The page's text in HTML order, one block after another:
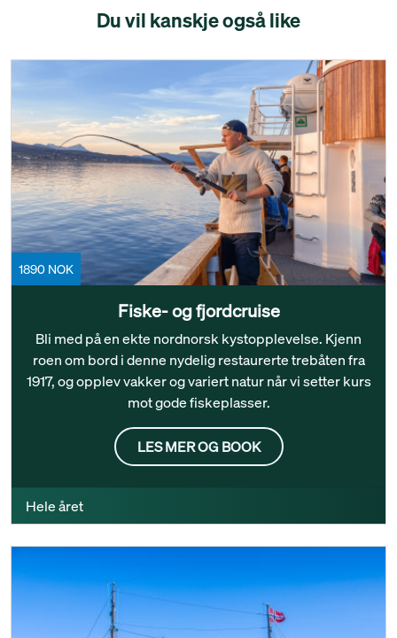
Du vil kanskje også like
1890 NOK
Fiske- og fjordcruise
Bli med på en ekte nordnorsk kystopplevelse. Kjenn
roen om bord i denne nydelig restaurerte trebåten fra
1917, og opplev vakker og variert natur når vi setter kurs
mot gode fiskeplasser.
LES MER OG BOOK
Hele året